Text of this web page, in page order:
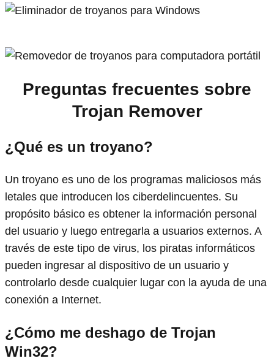
Preguntas frecuentes sobre
Trojan Remover
¿Qué es un troyano?
Un troyano es uno de los programas maliciosos más
letales que introducen los ciberdelincuentes. Su
propósito básico es obtener la información personal
del usuario y luego entregarla a usuarios externos. A
través de este tipo de virus, los piratas informáticos
pueden ingresar al dispositivo de un usuario y
controlarlo desde cualquier lugar con la ayuda de una
conexión a Internet.
¿Cómo me deshago de Trojan
Win32?